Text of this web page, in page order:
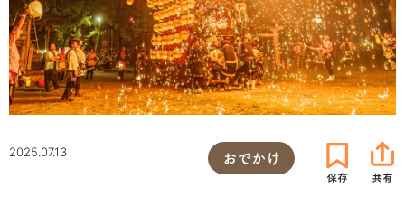
2025.07.13 おでかけ